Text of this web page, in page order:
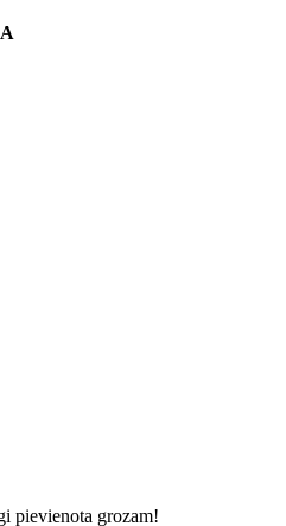
pievienota grozam!